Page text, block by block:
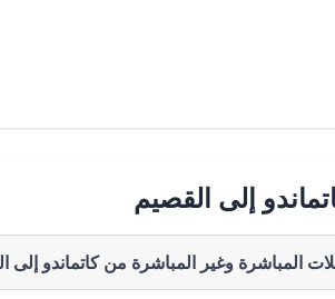
إلى القصيم
المباشرة وغير المباشرة من كاتماندو إلى